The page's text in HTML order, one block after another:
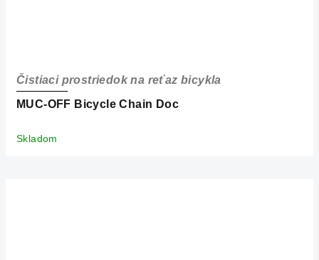
MUC-OFF Bicycle Chain Doc
Čistiaci prostriedok na reťaz bicykla
Skladom